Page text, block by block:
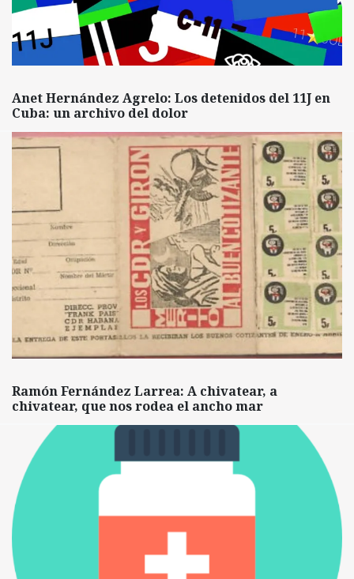
Anet Hernández Agrelo: Los detenidos del 11J en
Cuba: un archivo del dolor
Ramón Fernández Larrea: A chivatear, a
chivatear, que nos rodea el ancho mar